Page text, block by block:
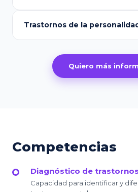
Trastornos de la
Quiero más
Competencias
Diagnóstico de trastornos
Capacidad para identificar y